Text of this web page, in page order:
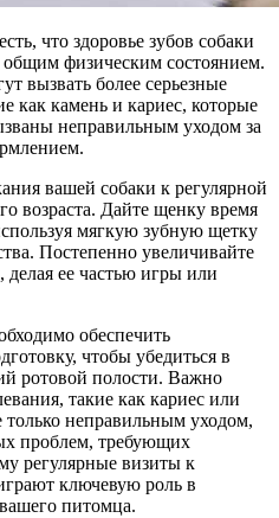
что здоровье зубов собаки
физическим состоянием.
вызвать более серьезные
как камень и кариес, которые
неправильным уходом за
вашей собаки к регулярной
возраста. Дайте щенку время
мягкую зубную щетку
Постепенно увеличивайте
ее частью игры или
обеспечить
чтобы убедиться в
ротовой полости. Важно
такие как кариес или
неправильным уходом,
проблем, требующих
регулярные визиты к
ключевую роль в
питомца.